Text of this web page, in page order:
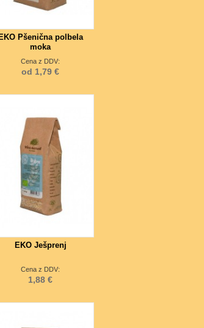
EKO Pšenična polbela
moka
Cena z DDV:
od 1,79 €
EKO Ješprenj
Cena z DDV:
1,88 €